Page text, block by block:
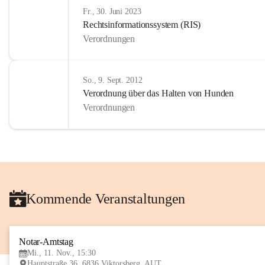
Fr., 30. Juni 2023
Rechtsinformationssystem (RIS)
Verordnungen
So., 9. Sept. 2012
Verordnung über das Halten von Hunden
Verordnungen
Kommende Veranstaltungen
Notar-Amtstag
Mi., 11. Nov., 15:30